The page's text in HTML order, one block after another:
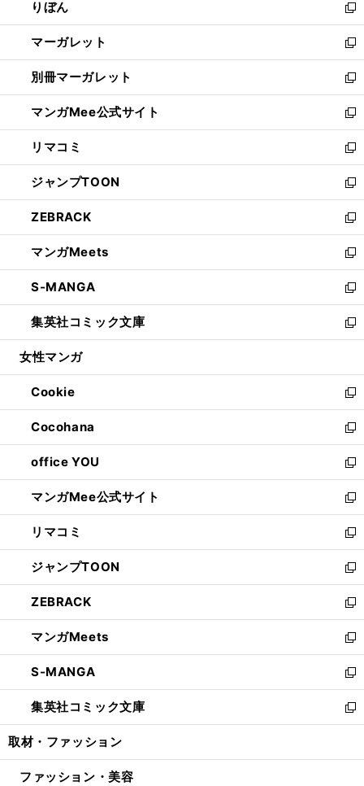
く
で
開
く
ド
ウ
で
開
く
ィ
ン
ド
ウ
で
開
く
りぼん
新
し
い
ウ
ィ
ン
ド
ウ
で
開
く
マーガレット
新
し
い
ウ
ィ
ン
ド
ウ
で
開
く
別冊マーガレット
新
し
い
ウ
ィ
ン
ド
ウ
で
開
く
マンガMee公式サイト
新
し
い
ウ
ィ
ン
ド
ウ
で
開
く
リマコミ
新
し
い
ウ
ィ
ン
ド
ウ
で
開
く
ジャンプTOON
新
し
い
ウ
ィ
ン
ド
ウ
で
開
ZEBRACK
新
し
い
ウ
ィ
ン
ド
ウ
開
く
マンガMeets
新
し
い
ウ
ィ
ン
ウ
で
開
く
S-MANGA
新
し
い
ウ
ン
ド
ウ
で
開
く
集英社コミック文庫
新
し
ウ
ィ
ン
ド
ウ
で
開
く
女性マンガ
Cookie
新
し
い
ウ
ィ
ン
ド
ウ
で
開
く
Cocohana
新
し
い
ウ
ィ
ン
ド
ウ
で
開
く
office YOU
新
し
い
ウ
ィ
ン
ド
ウ
で
開
く
マンガMee公式サイト
新
し
い
ウ
ィ
ン
ド
ウ
で
開
く
リマコミ
新
し
い
ウ
ィ
ン
ド
ウ
で
開
く
ジャンプTOON
新
し
い
ウ
ィ
ン
ド
ウ
で
開
ZEBRACK
新
し
い
ウ
ィ
ン
ド
ウ
開
マンガMeets
新
し
い
ウ
ィ
ン
ウ
S-MANGA
新
し
い
ウ
ン
集英社コミック文庫
新
し
ウ
取材・ファッション
ファッション・美容